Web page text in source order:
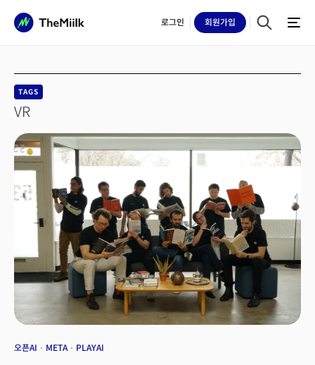
로그인 회원가입
TAGS
VR
오픈AI META PLAYAI